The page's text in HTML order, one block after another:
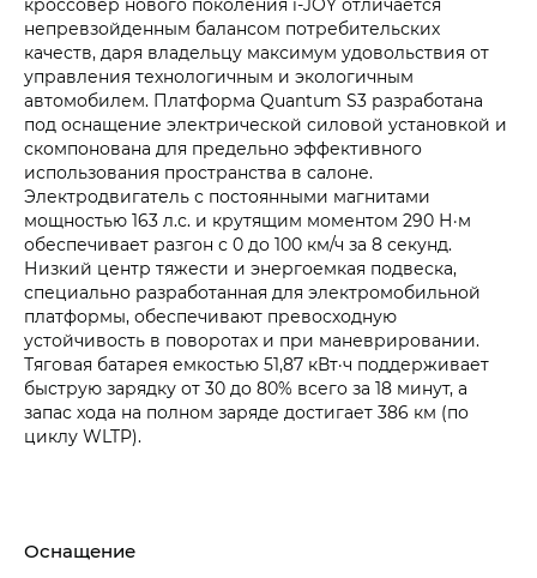
непревзойденным балансом потребительских
качеств, даря владельцу максимум удовольствия от
управления технологичным и экологичным
автомобилем. Платформа Quantum S3 разработана
под оснащение электрической силовой установкой и
скомпонована для предельно эффективного
использования пространства в салоне.
Электродвигатель с постоянными магнитами
мощностью 163 л.с. и крутящим моментом 290 Н·м
обеспечивает разгон с 0 до 100 км/ч за 8 секунд.
Низкий центр тяжести и энергоемкая подвеска,
специально разработанная для электромобильной
платформы, обеспечивают превосходную
устойчивость в поворотах и при маневрировании.
Тяговая батарея емкостью 51,87 кВт·ч поддерживает
быструю зарядку от 30 до 80% всего за 18 минут, а
запас хода на полном заряде достигает 386 км (по
циклу WLTP).
Оснащение